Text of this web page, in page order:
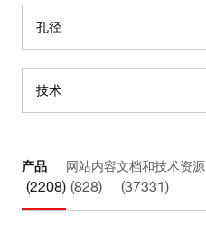
孔径
技术
产品
(2208)
网站内容
(828)
文档和技术资源
(37331)